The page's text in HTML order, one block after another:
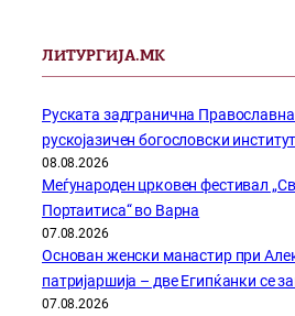
ЛИТУРГИЈА.МК
Руската задгранична
рускојазичен богословски
08.08.2026
Меѓународен црковен фестивал
Портаитиса“ во Варна
07.08.2026
Основан женски манастир при
патријаршија – две Египќанки се
07.08.2026